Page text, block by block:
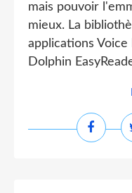
mais pouvoir
mieux. La
applications
Dolphin